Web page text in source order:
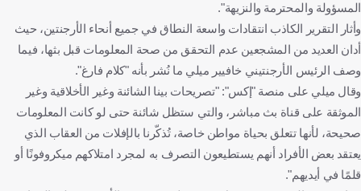
المسؤولة والمحترمة والنزيهة".
وأثار التقرير الكاذب انتقادات واسعة النطاق في جميع أنحاء الأرجنتين، حيث
أدان العديد من المشجعين عدم التحقق من صحة المعلومات قبل بثها، فيما
وصف الرئيس الأرجنتيني خافيير ميلي ما نُشر بأنه "كلام فارغ".
وقال ميلي على منصة "إكس": "تصريحات بينا الشائنة وغير الأخلاقية وغير
الموثقة على قناة بث مباشر، والتي ستظل شائنة حتى لو كانت المعلومات
صحيحة، لأنها تتعلق بحياة مواطن خاصة، تُذكّرنا بالإفلات من العقاب الذي
يعتقد بعض الأفراد أنهم يستطيعون التصرف به لمجرد امتلاكهم ميكروفونًا أو
قلمًا في أيديهم".